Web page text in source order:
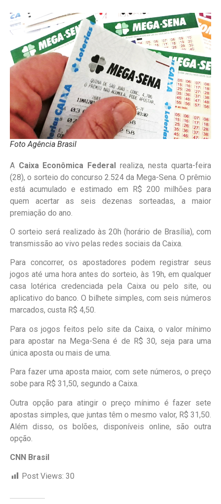
Foto Agência Brasil
A Caixa Econômica Federal realiza, nesta quarta-feira
(28), o sorteio do concurso 2.524 da Mega-Sena. O prêmio
está acumulado e estimado em R$ 200 milhões para
quem acertar as seis dezenas sorteadas, a maior
premiação do ano.
O sorteio será realizado às 20h (horário de Brasília), com
transmissão ao vivo pelas redes sociais da Caixa.
Para concorrer, os apostadores podem registrar seus
jogos até uma hora antes do sorteio, às 19h, em qualquer
casa lotérica credenciada pela Caixa ou pelo site, ou
aplicativo do banco. O bilhete simples, com seis números
marcados, custa R$ 4,50.
Para os jogos feitos pelo site da Caixa, o valor mínimo
para apostar na Mega-Sena é de R$ 30, seja para uma
única aposta ou mais de uma.
Para fazer uma aposta maior, com sete números, o preço
sobe para R$ 31,50, segundo a Caixa.
Outra opção para atingir o preço mínimo é fazer sete
apostas simples, que juntas têm o mesmo valor, R$ 31,50.
Além disso, os bolões, disponíveis online, são outra
opção.
CNN Brasil
Post Views: 30